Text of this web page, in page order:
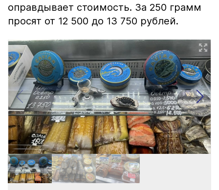
оправдывает стоимость. За 250 грамм
просят от 12 500 до 13 750 рублей.